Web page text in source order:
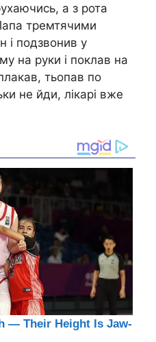
а з рота
тремтячими
і подзвонив у
на руки і поклав на
тьопав по
не йди, лікарі вже